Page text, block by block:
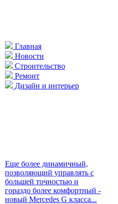
Главная
Новости
Строительство
Ремонт
Дизайн и интерьер
Еще более динамичный,
позволяющий управлять с
большей точностью и
гораздо более комфортный -
новый Mercedes G класса...